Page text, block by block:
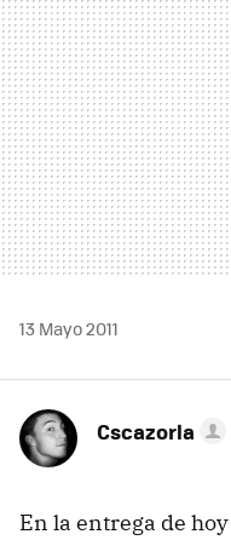
13 Mayo 2011
Cscazorla
En la entrega de